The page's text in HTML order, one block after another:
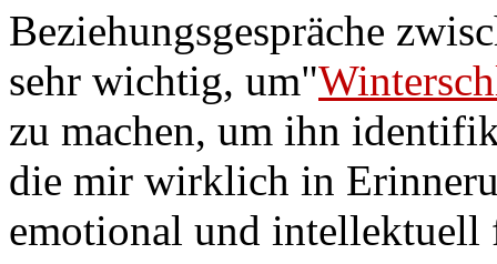
Beziehungsgespräche
sehr wichtig, um"
zu machen, um ihn
die mir wirklich in
emotional und